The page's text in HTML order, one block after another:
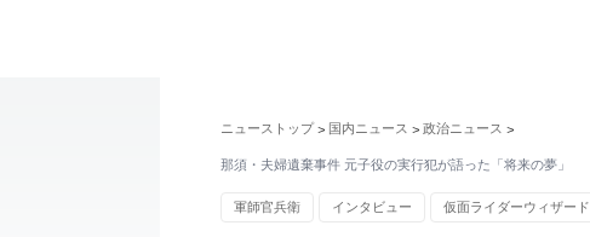
ニューストップ > 国内ニュース > 政治ニュース >
那須・夫婦遺棄事件 元子役の実行犯が語った「将来の夢」
軍師官兵衛 インタビュー 仮面ライダーウィザード